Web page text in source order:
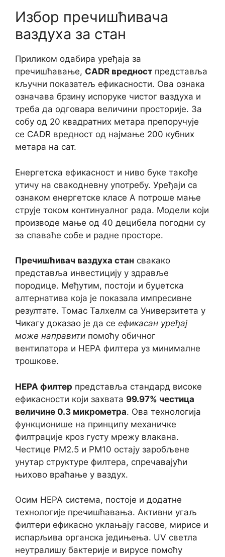
Избор пречишћивача
ваздуха за стан
Приликом одабира уређаја за
пречишћавање, CADR вредност представља
кључни показатељ ефикасности. Ова ознака
означава брзину испоруке чистог ваздуха и
треба да одговара величини просторије. За
собу од 20 квадратних метара препоручује
се CADR вредност од најмање 200 кубних
метара на сат.
Енергетска ефикасност и ниво буке такође
утичу на свакодневну употребу. Уређаји са
ознаком енергетске класе А потроше мање
струје током континуалног рада. Модели који
производе мање од 40 децибела погодни су
за спаваће собе и радне просторе.
Пречишћивач ваздуха стан свакако
представља инвестицију у здравље
породице. Међутим, постоји и буџетска
алтернатива која је показала импресивне
резултате. Томас Талхелм са Универзитета у
Чикагу доказао је да се ефикасан уређај
може направити помоћу обичног
вентилатора и HEPA филтера уз минималне
трошкове.
HEPA филтер представља стандард високе
ефикасности који захвата 99.97% честица
величине 0.3 микрометра. Ова технологија
функционише на принципу механичке
филтрације кроз густу мрежу влакана.
Честице PM2.5 и PM10 остају заробљене
унутар структуре филтера, спречавајући
њихово враћање у ваздух.
Осим HEPA система, постоје и додатне
технологије пречишћавања. Активни угаљ
филтери ефикасно уклањају гасове, мирисе и
испарљива органска једињења. UV светла
неутралишу бактерије и вирусе помоћу